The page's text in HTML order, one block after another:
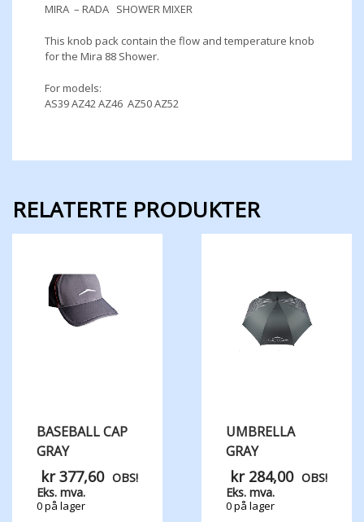
MIRA – RADA SHOWER MIXER
This knob pack contain the flow and temperature knob
for the Mira 88 Shower.
For models:
AS39 AZ42 AZ46 AZ50 AZ52
RELATERTE PRODUKTER
BASEBALL CAP
GRAY
kr377,60 OBS!
Eks. mva.
0 på lager
UMBRELLA
GRAY
kr284,00 OBS!
Eks. mva.
0 på lager